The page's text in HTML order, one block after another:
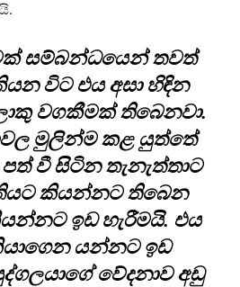
සම්බන්ධයෙන් තවත්
විට එය අසා හිඳින
වගකීමක් තිබෙනවා.
මුලින්ම කළ යුත්තේ
වී සිටින තැනැත්තාට
කියන්නට තිබෙන
ඉඩ හැරීමයි. එය
යන්නට ඉඩ
වේදනාව අඩු